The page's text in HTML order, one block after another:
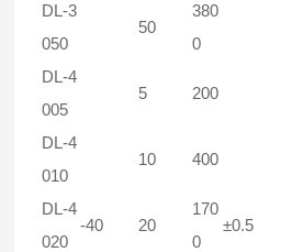
DL-3
050
50
380
0
DL-4
005
-40
5 200
±0.5
DL-4
010
10 400
DL-4
020
20
170
0